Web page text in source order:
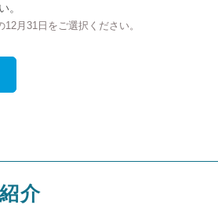
。
月31日をご選択ください。
介